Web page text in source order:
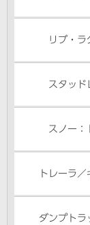
リブ・ラ
スタッド
スノー：
トレーラ
ダンプトラ